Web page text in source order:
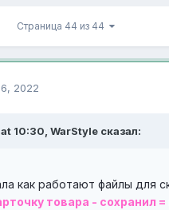
Страница 44 из 44
2022
10:30, WarStyle сказал:
как работают файлы для
товара - сохранил